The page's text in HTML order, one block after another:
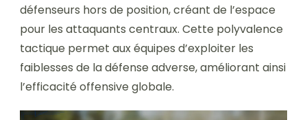
défenseurs hors de position, créant de l’espace
pour les attaquants centraux. Cette polyvalence
tactique permet aux équipes d’exploiter les
faiblesses de la défense adverse, améliorant ainsi
l’efficacité offensive globale.